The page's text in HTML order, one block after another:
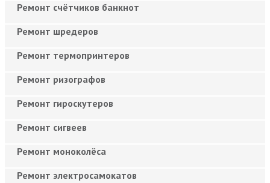
Ремонт счётчиков банкнот
Ремонт шредеров
Ремонт термопринтеров
Ремонт ризографов
Ремонт гироскутеров
Ремонт сигвеев
Ремонт моноколёса
Ремонт электросамокатов